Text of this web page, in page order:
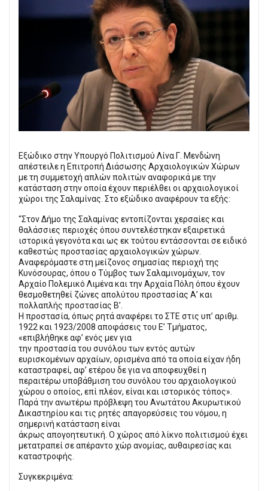
Εξώδικο στην Υπουργό Πολιτισμού Λίνα Γ. Μενδώνη
απέστειλε η Επιτροπή Διάσωσης Αρχαιολογικών Χώρων
με τη συμμετοχή απλών πολιτών αναφορικά με την
κατάσταση στην οποία έχουν περιέλθει οι αρχαιολογικοί
χώροι της Σαλαμίνας. Στο εξώδικο αναφέρουν τα εξής:
"Στον Δήμο της Σαλαμίνας εντοπίζονται χερσαίες και
θαλάσσιες περιοχές όπου συντελέστηκαν εξαιρετικά
ιστορικά γεγονότα και ως εκ τούτου εντάσσονται σε ειδικό
καθεστώς προστασίας αρχαιολογικών χώρων.
Αναφερόμαστε στη μείζονος σημασίας περιοχή της
Κυνόσουρας, όπου ο Τύμβος των Σαλαμινομάχων, τον
Αρχαίο Πολεμικό Λιμένα και την Αρχαία Πόλη όπου έχουν
θεσμοθετηθεί ζώνες απολύτου προστασίας Α’ και
πολλαπλής προστασίας Β’.
Η προστασία, όπως ρητά αναφέρει το ΣΤΕ στις υπ’ αριθμ.
1922 και 1923/2008 αποφάσεις του Ε’ Τμήματος,
«επιβλήθηκε αφ’ ενός μεν για
την προστασία του συνόλου των εντός αυτών
ευρισκομένων αρχαίων, ορισμένα από τα οποία είχαν ήδη
καταστραφεί, αφ’ ετέρου δε για να αποφευχθεί η
περαιτέρω υποβάθμιση του συνόλου του αρχαιολογικού
χώρου ο οποίος, επί πλέον, είναι και ιστορικός τόπος».
Παρά την ανωτέρω πρόβλεψη του Ανωτάτου Ακυρωτικού
Δικαστηρίου και τις ρητές απαγορεύσεις του νόμου, η
σημερινή κατάσταση είναι
άκρως απογοητευτική. Ο χώρος από λίκνο πολιτισμού έχει
μετατραπεί σε απέραντο χώρ ανομίας, αυθαιρεσίας και
καταστροφής.
Συγκεκριμένα: